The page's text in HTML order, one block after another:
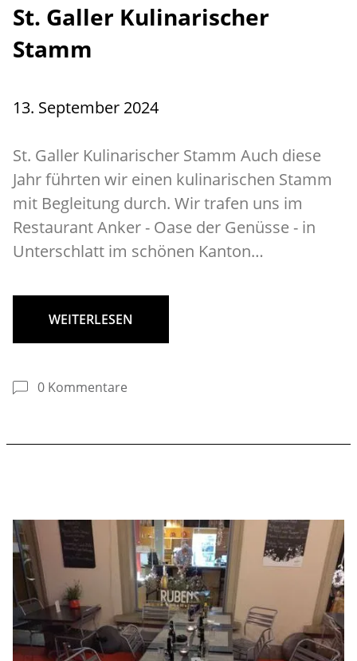
St. Galler Kulinarischer
Stamm
13. September 2024
St. Galler Kulinarischer Stamm Auch diese
Jahr führten wir einen kulinarischen Stamm
mit Begleitung durch. Wir trafen uns im
Restaurant Anker - Oase der Genüsse - in
Unterschlatt im schönen Kanton…
WEITERLESEN
0 Kommentare